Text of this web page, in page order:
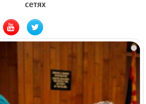
сетях
i